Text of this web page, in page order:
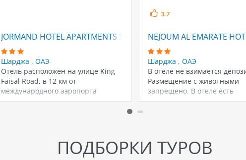
JORMAND HOTEL APARTMENTS SHARJAH APARTMENTS
Шарджа , ОАЭ
Отель расположен на улице King
Faisal Road, в 12 км от
международного аэропорта
Шарджи, недалеко…
3.7
NEJOUM AL EMARATE
Шарджа , ОАЭ
В отеле не взимается
Размещение с животными
запрещено. В отеле есть
русскоговорящий персонал.
ПОДБОРКИ ТУРОВ